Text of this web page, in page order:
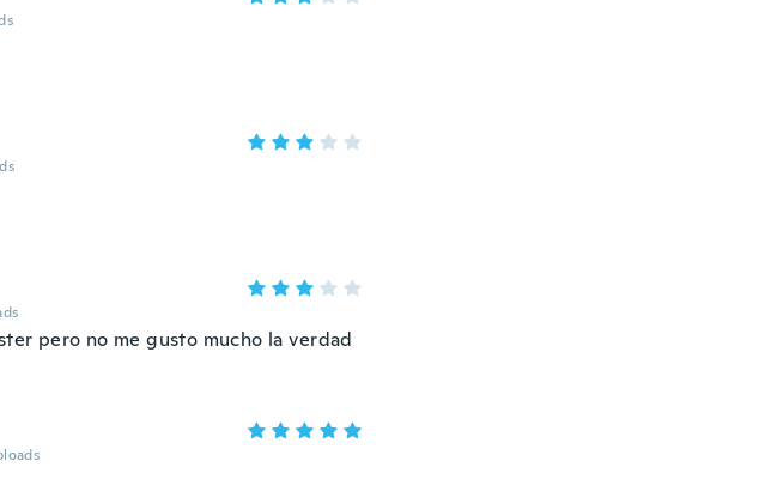
pero no me gusto mucho la verdad